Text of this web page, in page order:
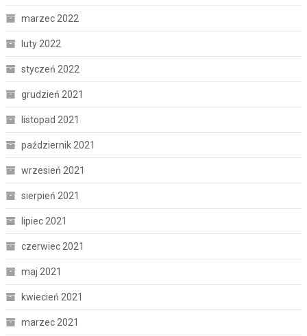
marzec 2022
luty 2022
styczeń 2022
grudzień 2021
listopad 2021
październik 2021
wrzesień 2021
sierpień 2021
lipiec 2021
czerwiec 2021
maj 2021
kwiecień 2021
marzec 2021